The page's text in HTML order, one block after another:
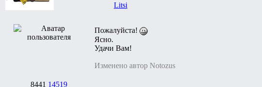
8441 14519
Litsi
Пожалуйста!
Ясно.
Удачи Вам!
Изменено автор Notozus